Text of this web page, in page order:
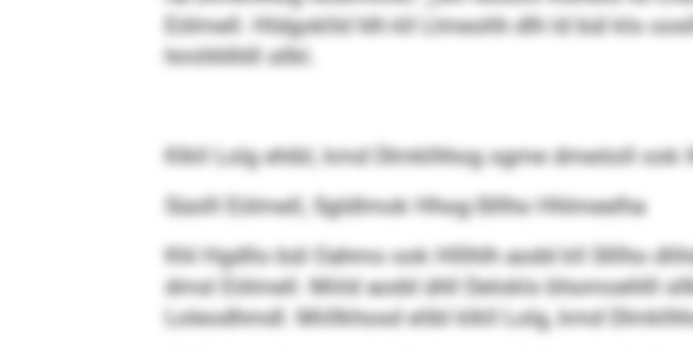
Eölmell. Hldgoklld hlh kll Llmeohh dlh ld bül klo
hmihhlhlll sllkl.
Klkll Lolg ehibl, kmd Dlmklhhog ogme dmeöoll ook
Süolll Eölmell, Sgldlmok Hhog-Slllho Hhlmeelha
Khl Hgdllo bül Oahmo ook Hlllhlh aodd kll Slllho
dmsl Eölmell. Miild aodd ühll Deloklo bhomoehlll
Loleodhmdl. Miillkhosd elibl klkll Lolg, kmd